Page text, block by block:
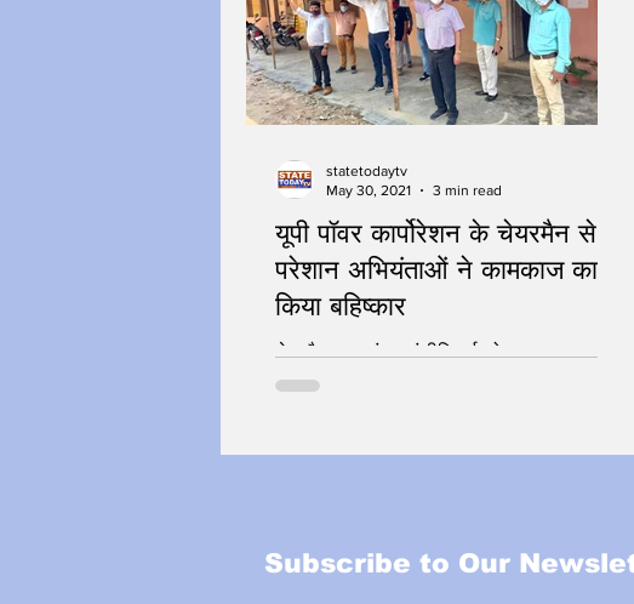
यूपी पॉवर कार्पोरेशन के चेयरमैन से
परेशान अभियंताओं ने कामकाज का
किया बहिष्कार
चेयरमैन का करंट – इंजीनियर्स को झटका
statetodaytv
May 30, 2021
3 min read
Subscribe to Our